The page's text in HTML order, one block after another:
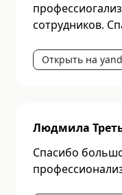
сотрудников.
Открыть на
Людмила
Спасибо